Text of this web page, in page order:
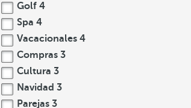
Golf 4
Spa 4
Vacacionales 4
Compras 3
Cultura 3
Navidad 3
Parejas 3